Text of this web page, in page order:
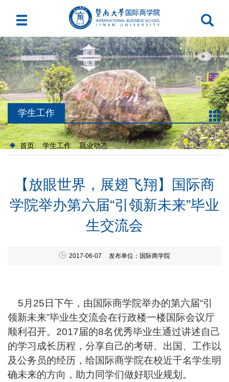
学生工作
首页 学生工作 就业动态
【放眼世界，展翅飞翔】国际商
学院举办第六届“引领新未来”毕业
生交流会
2017-06-07 发布单位：国际商学院
5 月25日下午，由国际商学院举办的第六届“引
领新未来”毕业生交流会在行政楼一楼国际会议厅
顺利召开。2017届的8名优秀毕业生通过讲述自己
的学习成长历程，分享自己的考研、出国、工作以
及公务员的经历，给国际商学院在校近千名学生明
确未来的方向，助力同学们做好职业规划。